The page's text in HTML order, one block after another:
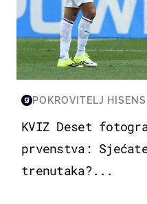
POKROVITELJ
KVIZ Deset
prvenstva:
trenutaka?...